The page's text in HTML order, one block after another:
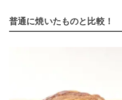
普通に焼いたものと比較！